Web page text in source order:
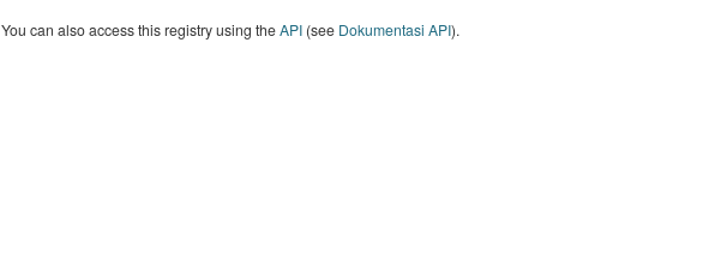
You can also access this registry using theAPI(see Dokumentasi API).